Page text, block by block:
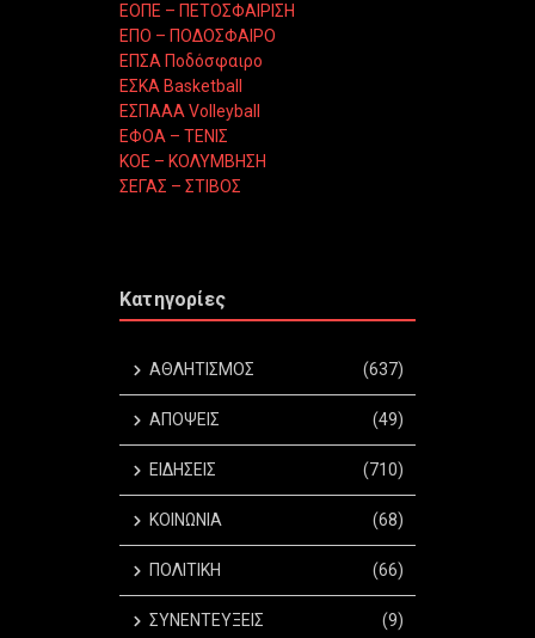
ΕΟΠΕ – ΠΕΤΟΣΦΑΙΡΙΣΗ
ΕΠΟ – ΠΟΔΟΣΦΑΙΡΟ
ΕΠΣΑ Ποδόσφαιρο
ΕΣΚΑ Basketball
ΕΣΠΑΑΑ Volleyball
ΕΦΟΑ – ΤΕΝΙΣ
ΚΟΕ – ΚΟΛΥΜΒΗΣΗ
ΣΕΓΑΣ – ΣΤΙΒΟΣ
Κατηγορίες
ΑΘΛΗΤΙΣΜΟΣ (637)
ΑΠΟΨΕΙΣ (49)
ΕΙΔΗΣΕΙΣ (710)
ΚΟΙΝΩΝΙΑ (68)
ΠΟΛΙΤΙΚΗ (66)
ΣΥΝΕΝΤΕΥΞΕΙΣ (9)